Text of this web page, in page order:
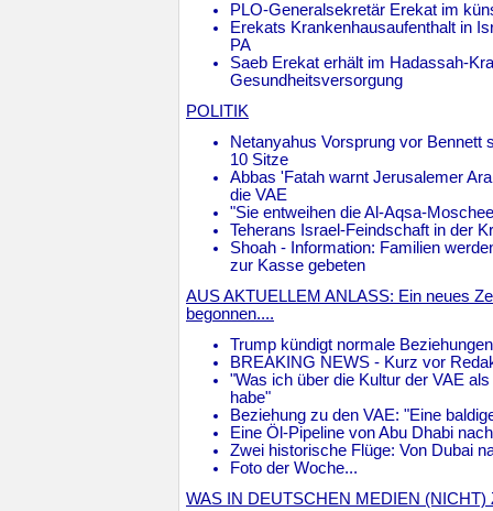
PLO-Generalsekretär Erekat im
Erekats Krankenhausaufenthalt in
PA
Saeb Erekat erhält im Hadassah-
Gesundheitsversorgung
POLITIK
Netanyahus Vorsprung vor Bennett
10 Sitze
Abbas 'Fatah warnt Jerusalemer
die VAE
"Sie entweihen die Al-Aqsa-
Teherans Israel-Feindschaft in der
Shoah - Information: Familien
zur Kasse gebeten
AUS AKTUELLEM ANLASS: Ein neues
begonnen....
Trump kündigt normale
BREAKING NEWS - Kurz vor
"Was ich über die Kultur der VAE
habe"
Beziehung zu den VAE: "Eine
Eine Öl-Pipeline von Abu Dhabi
Zwei historische Flüge: Von Dubai
Foto der Woche...
WAS IN DEUTSCHEN MEDIEN (NICHT)